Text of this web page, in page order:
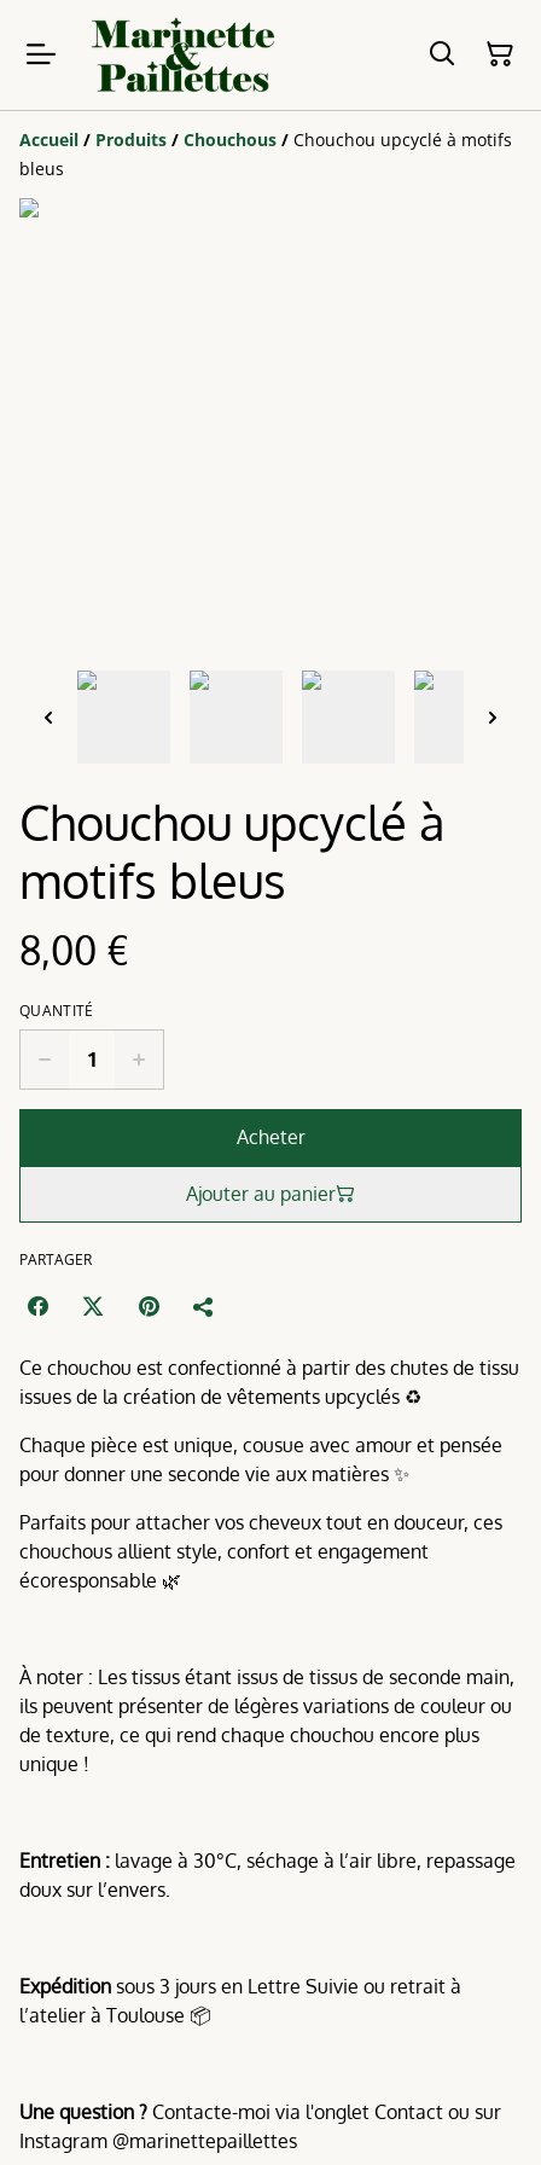
Accueil / Produits / Chouchous / Chouchou upcyclé à motifs
bleus
Chouchou upcyclé à
motifs bleus
8,00 €
QUANTITÉ
Acheter
Ajouter au panier
PARTAGER
Ce chouchou est confectionné à partir des chutes de tissu
issues de la création de vêtements upcyclés ♻️
Chaque pièce est unique, cousue avec amour et pensée
pour donner une seconde vie aux matières ✨
Parfaits pour attacher vos cheveux tout en douceur, ces
chouchous allient style, confort et engagement
écoresponsable 🌿
À noter : Les tissus étant issus de tissus de seconde main,
ils peuvent présenter de légères variations de couleur ou
de texture, ce qui rend chaque chouchou encore plus
unique !
Entretien : lavage à 30°C, séchage à l’air libre, repassage
doux sur l’envers.
Expédition sous 3 jours en Lettre Suivie ou retrait à
l’atelier à Toulouse 📦
Une question ? Contacte-moi via l'onglet Contact ou sur
Instagram @marinettepaillettes